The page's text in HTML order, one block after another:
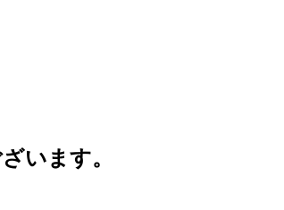
います。